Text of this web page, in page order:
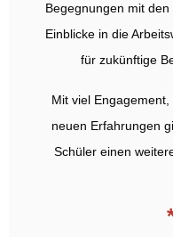
Begegnungen mit
Einblicke in die
für zukünftige
Mit viel
neuen Erfahrungen
Schüler einen